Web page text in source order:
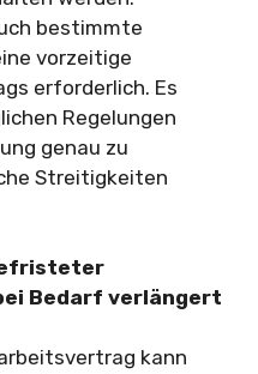
bestimmte
vorzeitige
erforderlich. Es
Regelungen
genau zu
Streitigkeiten
Bedarf verlängert
kann